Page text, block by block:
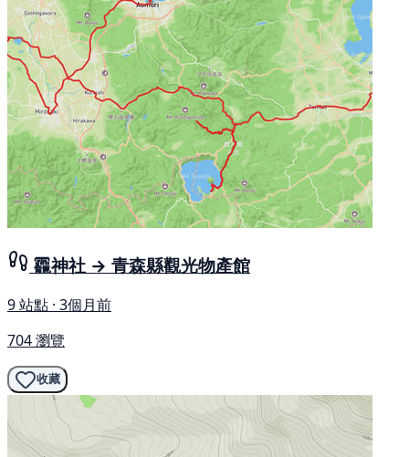
龗神社 → 青森縣觀光物產館
9 站點 · 3個月前
704 瀏覽
收藏